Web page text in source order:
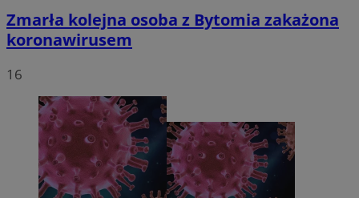
Zmarła kolejna osoba z Bytomia zakażona
koronawirusem
16